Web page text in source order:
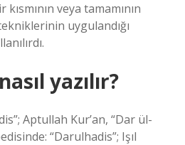
veya tamamının
uygulandığı
yazılır?
Aptullah Kur’an, “Dar ül-
“Darulhadis”; Işıl